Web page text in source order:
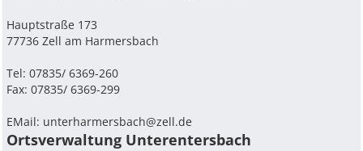
Hauptstraße 173
77736 Zell am Harmersbach
Tel: 07835/ 6369-260
Fax: 07835/ 6369-299
EMail: unterharmersbach@zell.de
Ortsverwaltung Unterentersbach